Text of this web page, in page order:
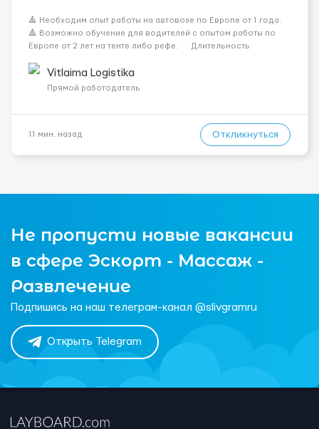
🔺 Необходим опыт работы на автовозе по Европе от 1 года.
🔺 Возможно обучение для водителей с опытом работы по
Европе от 2 лет на тенте либо рефе. Длительность
Работаем без еко баллов и вычетов 🔺 Машины ...
Vitlaima Logistika
Прямой работодатель
11 мин. назад Откликнуться
Не пропусти новые вакансии
в сфере Эскорт - Массаж -
Развлечение
Подпишись на наш телеграм-канал @slivgramru
Открыть Telegram